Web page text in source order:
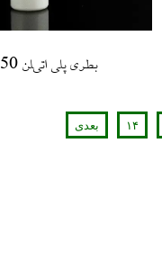
بطری پلی اتیلن 150 میل
۱۴ بعدی